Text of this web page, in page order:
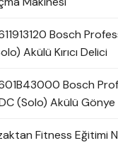
Bosch
Akülü Kırıcı Delici
Bosch
(Solo) Akülü Gönye
Fitness Eğitimi